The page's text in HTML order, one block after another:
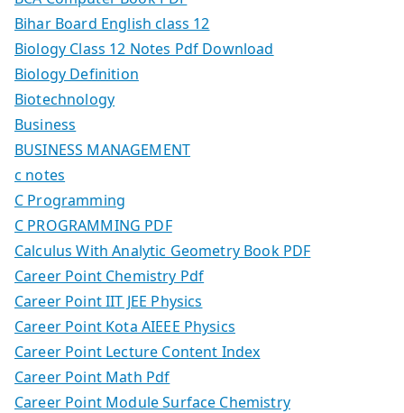
Bihar Board English class 12
Biology Class 12 Notes Pdf Download
Biology Definition
Biotechnology
Business
BUSINESS MANAGEMENT
c notes
C Programming
C PROGRAMMING PDF
Calculus With Analytic Geometry Book PDF
Career Point Chemistry Pdf
Career Point IIT JEE Physics
Career Point Kota AIEEE Physics
Career Point Lecture Content Index
Career Point Math Pdf
Career Point Module Surface Chemistry